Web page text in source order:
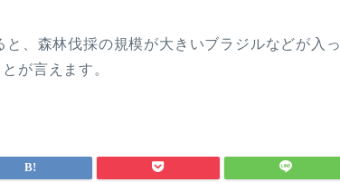
、森林伐採の規模が大きいブラジルなどが入っ
が言えます。